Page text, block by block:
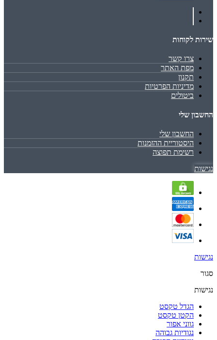
שירות לקוחות
צרו קשר
מפת האתר
תקנון
מדיניות הפרטיות
ביטולים
החשבון שלי
החשבון שלי
היסטוריית ההזמנות
רשימת תפוצה
נגישות
נגישות
סגור
נגישות
הגדל טקסט
הקטן טקסט
גווני אפור
נגודיות גבוהה